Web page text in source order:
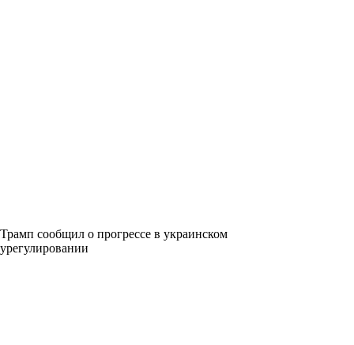
Трамп сообщил о прогрессе в украинском
урегулировании